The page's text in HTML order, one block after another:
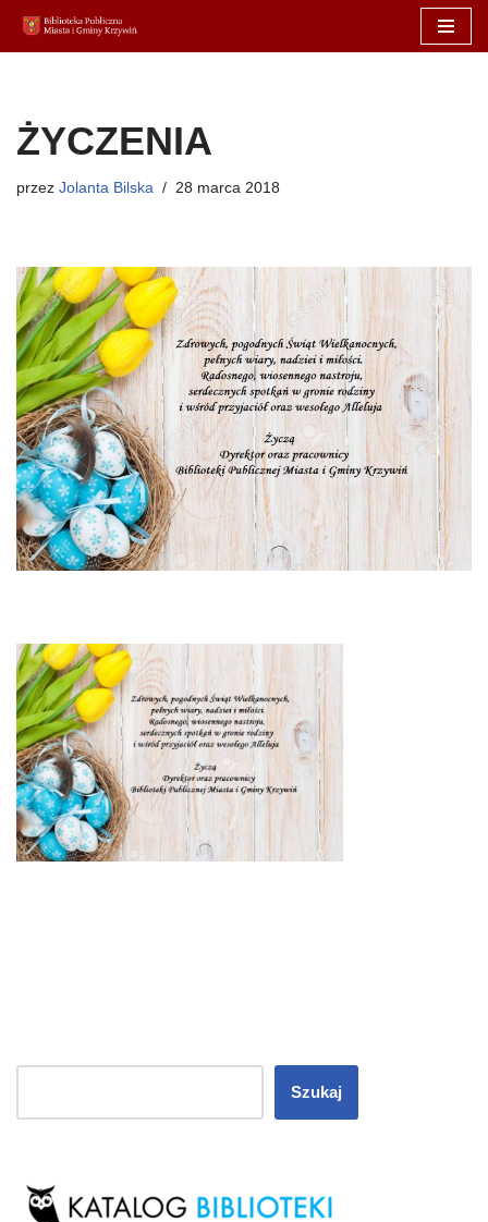
Przejdź
ŻYCZENIA
przez Jolanta Bilska 28 marca 2018
Szukaj